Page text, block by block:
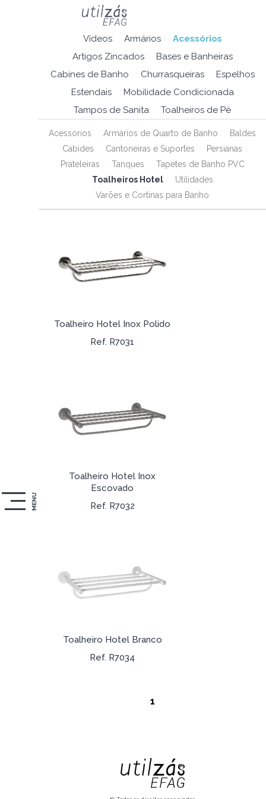
MENU
Vídeos Armários
Acessórios
Artigos Zincados
Bases e Banheiras
Cabines de Banho
Churrasqueiras
Espelhos
Estendais
Mobilidade Condicionada
Tampos de Sanita
Toalheiros de Pé
Acessórios Armários de Quarto de Banho
Baldes
Cabides
Cantoneiras e Suportes
Persianas
Prateleiras
Tanques
Tapetes de Banho PVC
Toalheiros Hotel
Utilidades
Varões e Cortinas para Banho
Toalheiro Hotel Inox Polido
Ref. R7031
Toalheiro Hotel Inox
Escovado
Ref. R7032
Toalheiro Hotel Branco
Ref. R7034
1